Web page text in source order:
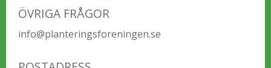
ÖVRIGA FRÅGOR
info@planteringsforeningen.se